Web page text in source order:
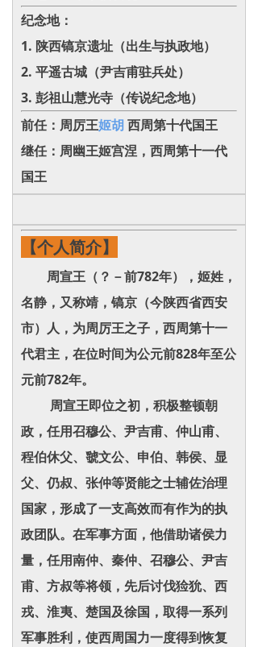
纪念地：
‌1. 陕西镐京遗址（出生与执政地）‌
‌2. 平遥古城（尹吉甫驻兵处）‌
‌3. 彭祖山慧光寺（传说纪念地）
前任：周厉王姬胡西周第十代国王
继任：周幽王姬宫涅，西周第十一代
国王
【个人简介】
周宣王（？－前782年），姬姓，
名静，又称靖，镐京（今陕西省西安
市）人，为周厉王之子，西周第十一
代君主，在位时间为公元前828年至公
元前782年。
周宣王即位之初，积极整顿朝
政，任用召穆公、尹吉甫、仲山甫、
程伯休父、虢文公、申伯、韩侯、显
父、仍叔、张仲等贤能之士辅佐治理
国家，形成了一支高效而有作为的执
政团队。在军事方面，他借助诸侯力
量，任用南仲、秦仲、召穆公、尹吉
甫、方叔等将领，先后讨伐猃狁、西
戎、淮夷、楚国及徐国，取得一系列
军事胜利，使西周国力一度得到恢复